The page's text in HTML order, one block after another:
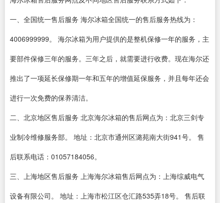
一、全国统一售后服务 海尔冰箱全国统一的售后服务热线为：
4006999999。 海尔冰箱为用户提供的是整机保修一年的服务，主
要部件保修三年的服务。三年之后，就需要进行收费。现在海尔还
推出了一项延长保修期一年和五年的增值延保服务，并且每年还会
进行一次免费的保养清洁。
二、北京地区售后服务 北京海尔冰箱的售后网点为：北京三剑专
业制冷维修服务部。 地址：北京市通州区潞苑南大街941号。 售
后联系电话：01057184056。
三、上海地区售后服务 上海海尔冰箱售后网点为：上海综威电气
设备有限公司。 地址：上海市松江区仓汇路535弄18号。 售后联